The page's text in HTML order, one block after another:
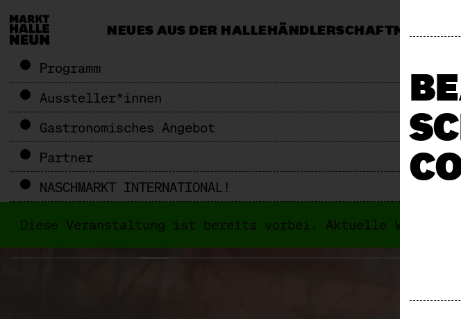
NEUES AUS DER HALLEHÄNDLERSCHAFTMÄRKTE
Programm
Aussteller*innen
Gastronomisches Angebot
Partner
NASCHMARKT INTERNATIONAL!
Diese Veranstaltung ist bereits vorbei. Aktuelle